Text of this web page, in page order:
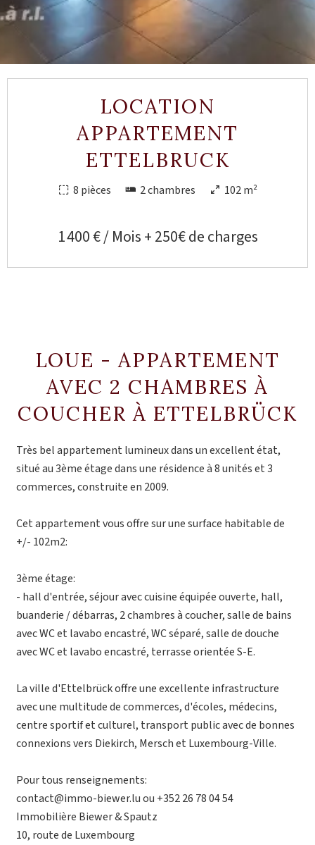
LOCATION
APPARTEMENT
ETTELBRUCK
8 pièces 2 chambres 102 m²
1 400 € / Mois + 250€ de charges
LOUE - APPARTEMENT
AVEC 2 CHAMBRES À
COUCHER À ETTELBRÜCK
Très bel appartement lumineux dans un excellent état,
situé au 3ème étage dans une résidence à 8 unités et 3
commerces, construite en 2009.
Cet appartement vous offre sur une surface habitable de
+/- 102m2:
3ème étage:
- hall d'entrée, séjour avec cuisine équipée ouverte, hall,
buanderie / débarras, 2 chambres à coucher, salle de bains
avec WC et lavabo encastré, WC séparé, salle de douche
avec WC et lavabo encastré, terrasse orientée S-E.
La ville d'Ettelbrück offre une excellente infrastructure
avec une multitude de commerces, d'écoles, médecins,
centre sportif et culturel, transport public avec de bonnes
connexions vers Diekirch, Mersch et Luxembourg-Ville.
Pour tous renseignements:
contact@immo-biewer.lu ou +352 26 78 04 54
Immobilière Biewer & Spautz
10, route de Luxembourg